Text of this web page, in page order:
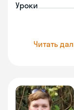
Уроки
Читать